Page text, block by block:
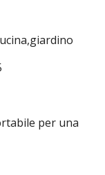
per una